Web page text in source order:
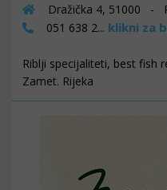
Dražička 4, 51000 -
051 638 2... klikni za
Riblji specijaliteti, best fish
Zamet. Rijeka